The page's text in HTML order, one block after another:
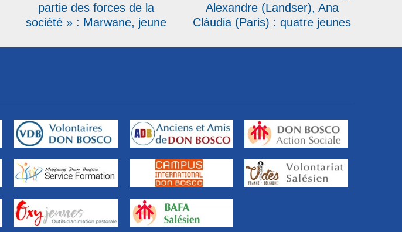
partie des forces de la
société » : Marwane, jeune
Marseille, témoigne
Alexandre (Landser), Ana
Cláudia (Paris) : quatre jeunes